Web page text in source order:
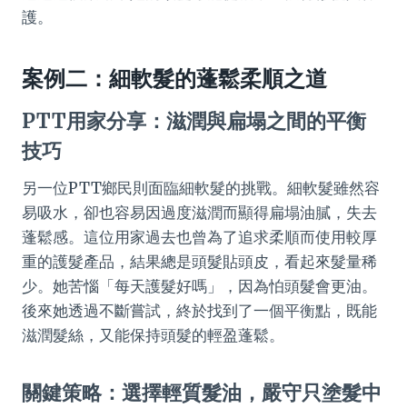
護。
案例二：細軟髮的蓬鬆柔順之道
PTT用家分享：滋潤與扁塌之間的平衡
技巧
另一位PTT鄉民則面臨細軟髮的挑戰。細軟髮雖然容
易吸水，卻也容易因過度滋潤而顯得扁塌油膩，失去
蓬鬆感。這位用家過去也曾為了追求柔順而使用較厚
重的護髮產品，結果總是頭髮貼頭皮，看起來髮量稀
少。她苦惱「每天護髮好嗎」，因為怕頭髮會更油。
後來她透過不斷嘗試，終於找到了一個平衡點，既能
滋潤髮絲，又能保持頭髮的輕盈蓬鬆。
關鍵策略：選擇輕質髮油，嚴守只塗髮中